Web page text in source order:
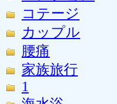
コテージ
カップル
腰痛
家族旅行
1